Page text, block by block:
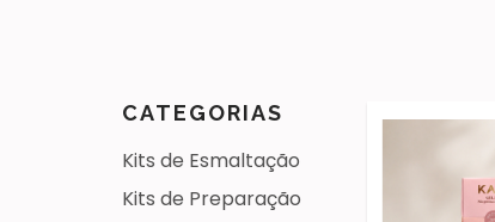
CATEGORIAS
Kits de Esmaltação
Kits de Preparação